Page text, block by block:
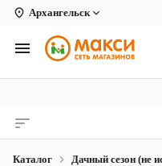
Архангельск
Вологда
Архангельск
Киров
Каталог Дачный сезон (не